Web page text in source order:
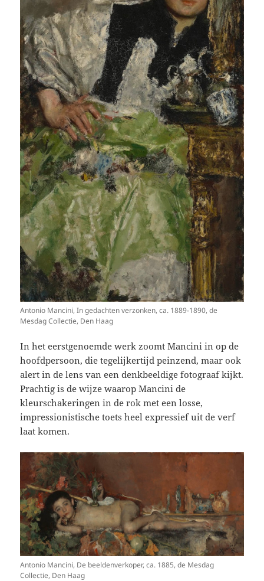
Antonio Mancini, In gedachten verzonken, ca. 1889-1890, de
Mesdag Collectie, Den Haag
In het eerstgenoemde werk zoomt Mancini in op de
hoofdpersoon, die tegelijkertijd peinzend, maar ook
alert in de lens van een denkbeeldige fotograaf kijkt.
Prachtig is de wijze waarop Mancini de
kleurschakeringen in de rok met een losse,
impressionistische toets heel expressief uit de verf
laat komen.
Antonio Mancini, De beeldenverkoper, ca. 1885, de Mesdag
Collectie, Den Haag